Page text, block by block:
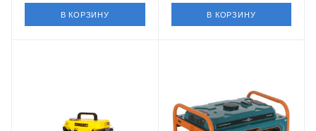
В КОРЗИНУ В КОРЗИНУ
50 Гц